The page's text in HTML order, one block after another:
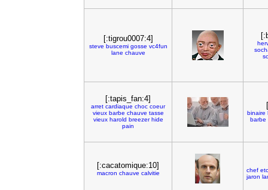
[:tigrou0007:4]
steve buscemi gosse vc4fun
lane chauve
[:tapis_fan:4]
arret cardiaque choc coeur
vieux barbe chauve tasse
vieux harold breezer hide
pain
binaire
barbe
[:cacatomique:10]
macron chauve calvitie chef
jaron